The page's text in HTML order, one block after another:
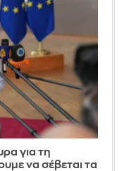
για τη
να σέβεται τα